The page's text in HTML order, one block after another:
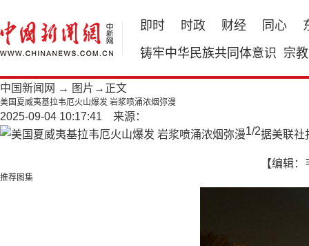
即时 时政 财经 同心
铸牢中华民族共同体意识 宗教
中国新闻网 → 图片 →正文
美国夏威夷基拉韦厄火山爆发 岩浆喷涌浓烟弥漫
2025-09-04 10:17:41 来源：
1/2据美联社
【编辑
推荐图集